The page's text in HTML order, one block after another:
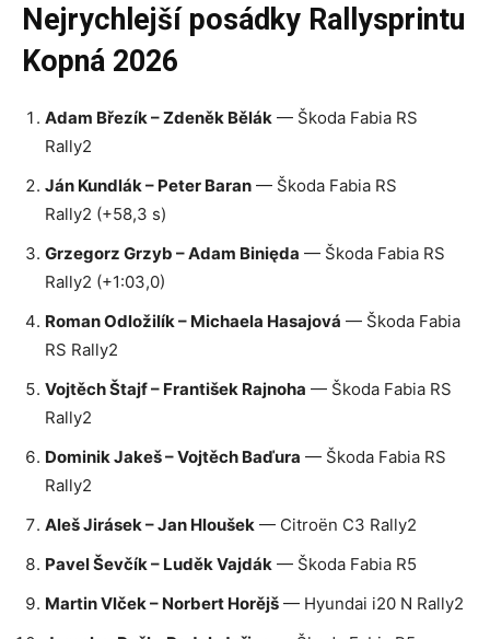
Nejrychlejší posádky Rallysprintu
Kopná 2026
Adam Březík – Zdeněk Bělák — Škoda Fabia RS
Rally2
Ján Kundlák – Peter Baran — Škoda Fabia RS
Rally2 (+58,3 s)
Grzegorz Grzyb – Adam Binięda — Škoda Fabia RS
Rally2 (+1:03,0)
Roman Odložilík – Michaela Hasajová — Škoda Fabia
RS Rally2
Vojtěch Štajf – František Rajnoha — Škoda Fabia RS
Rally2
Dominik Jakeš – Vojtěch Baďura — Škoda Fabia RS
Rally2
Aleš Jirásek – Jan Hloušek — Citroën C3 Rally2
Pavel Ševčík – Luděk Vajdák — Škoda Fabia R5
Martin Vlček – Norbert Horějš — Hyundai i20 N Rally2